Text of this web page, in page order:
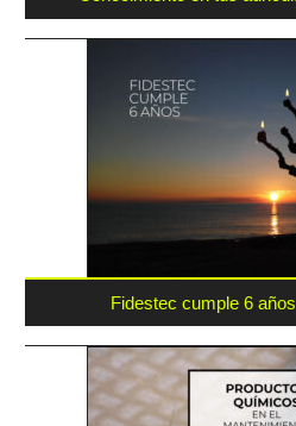
Fidestec cumple 6 años